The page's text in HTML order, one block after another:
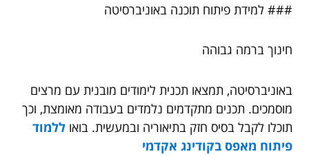
### למידת פיתוח תוכנה באוניברסיטה
חינוך ברמה גבוהה
באוניברסיטה, תמצאו תכנית לימודים מובנית עם מרצים
מוסמכים. תכנים מתקדמים נלמדים בעבודה מאומצת, וכך
תוכלו לקבל בסיס חזק בתיאוריה ובמעשית. בואו ללמוד
פיתוח מאפס בקודינג אקדמי